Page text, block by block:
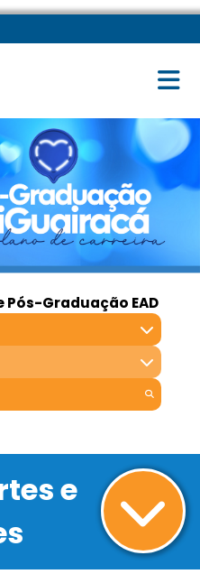
Pós-Graduação EAD
e